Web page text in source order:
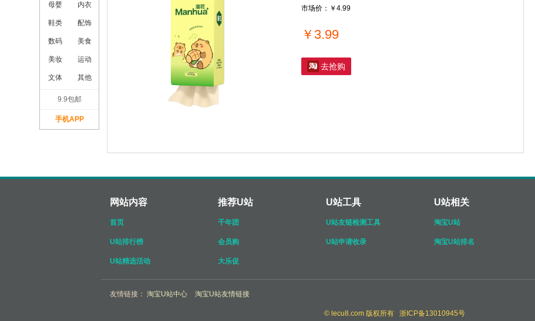
市场价： ￥4.99
￥ 3.99
 去抢购
网站内容
首页
U站排行榜
U站精选活动
推荐U站
千年团
会员购
大乐促
U站工具
U站友链检测工具
U站申请收录
U站相关
淘宝U站
淘宝U站排名
友情链接： 淘宝U站中心 淘宝U站友情链接
© lecu8.com 版权所有 浙ICP备13010945号
母婴 内衣
鞋类 配饰
数码 美食
美妆 运动
文体 其他
9.9包邮
手机APP